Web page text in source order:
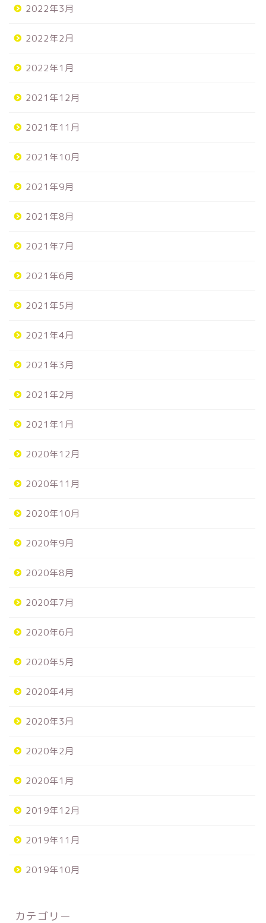
2022年3月
2022年2月
2022年1月
2021年12月
2021年11月
2021年10月
2021年9月
2021年8月
2021年7月
2021年6月
2021年5月
2021年4月
2021年3月
2021年2月
2021年1月
2020年12月
2020年11月
2020年10月
2020年9月
2020年8月
2020年7月
2020年6月
2020年5月
2020年4月
2020年3月
2020年2月
2020年1月
2019年12月
2019年11月
2019年10月
カテゴリー